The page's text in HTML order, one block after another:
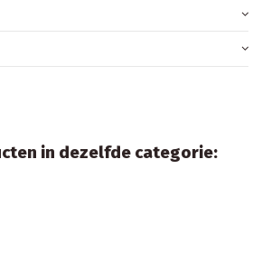
in dezelfde categorie: